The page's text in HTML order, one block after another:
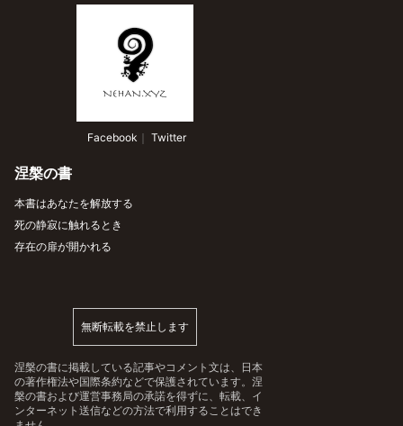
Facebook ｜ Twitter
涅槃の書
本書はあなたを解放する
死の静寂に触れるとき
存在の扉が開かれる
無断転載を禁止します
涅槃の書に掲載している記事やコメント文は、日本
の著作権法や国際条約などで保護されています。涅
槃の書および運営事務局の承諾を得ずに、転載、イ
ンターネット送信などの方法で利用することはでき